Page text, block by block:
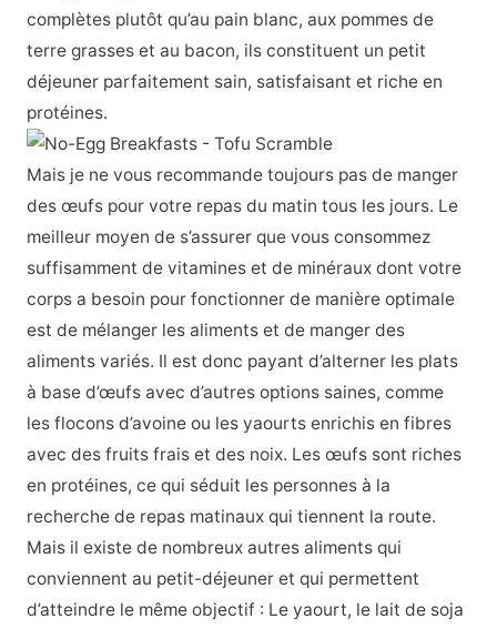
complètes plutôt qu’au pain blanc, aux pommes de
terre grasses et au bacon, ils constituent un petit
déjeuner parfaitement sain, satisfaisant et riche en
protéines.
Mais je ne vous recommande toujours pas de manger
des œufs pour votre repas du matin tous les jours. Le
meilleur moyen de s’assurer que vous consommez
suffisamment de vitamines et de minéraux dont votre
corps a besoin pour fonctionner de manière optimale
est de mélanger les aliments et de manger des
aliments variés. Il est donc payant d’alterner les plats
à base d’œufs avec d’autres options saines, comme
les flocons d’avoine ou les yaourts enrichis en fibres
avec des fruits frais et des noix. Les œufs sont riches
en protéines, ce qui séduit les personnes à la
recherche de repas matinaux qui tiennent la route.
Mais il existe de nombreux autres aliments qui
conviennent au petit-déjeuner et qui permettent
d’atteindre le même objectif : Le yaourt, le lait de soja